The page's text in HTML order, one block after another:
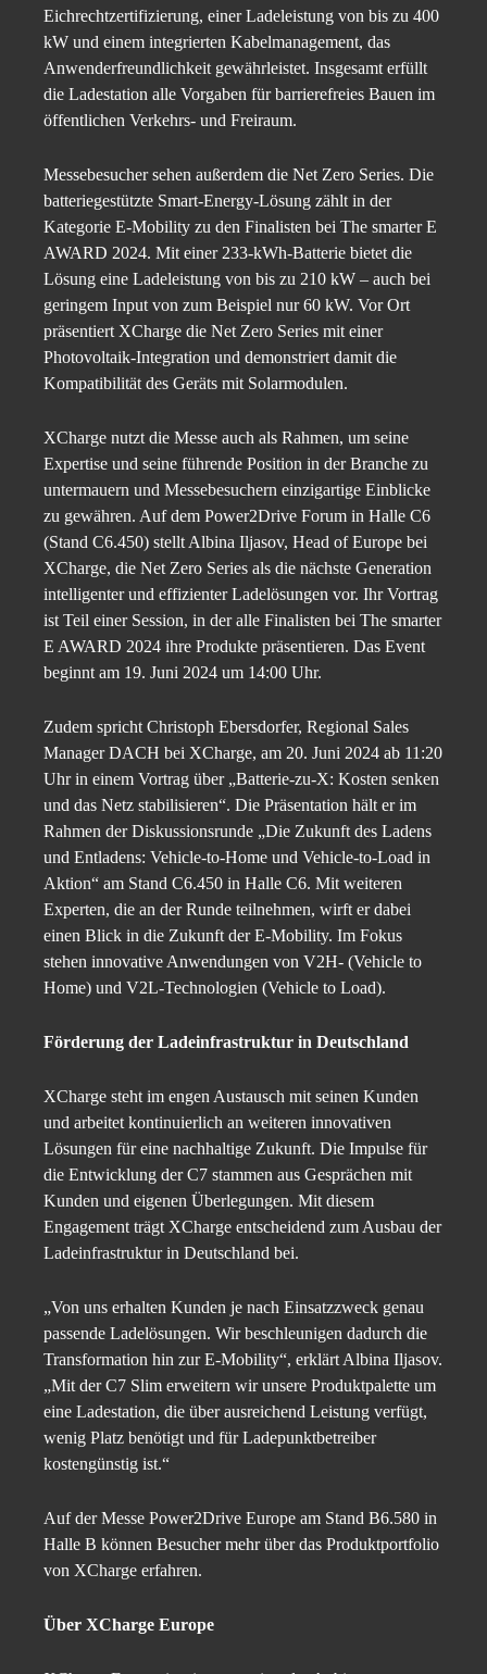
Eichrechtzertifizierung, einer Ladeleistung von bis zu 400
kW und einem integrierten Kabelmanagement, das
Anwenderfreundlichkeit gewährleistet. Insgesamt erfüllt
die Ladestation alle Vorgaben für barrierefreies Bauen im
öffentlichen Verkehrs- und Freiraum.
Messebesucher sehen außerdem die Net Zero Series. Die
batteriegestützte Smart-Energy-Lösung zählt in der
Kategorie E-Mobility zu den Finalisten bei The smarter E
AWARD 2024. Mit einer 233-kWh-Batterie bietet die
Lösung eine Ladeleistung von bis zu 210 kW – auch bei
geringem Input von zum Beispiel nur 60 kW. Vor Ort
präsentiert XCharge die Net Zero Series mit einer
Photovoltaik-Integration und demonstriert damit die
Kompatibilität des Geräts mit Solarmodulen.
XCharge nutzt die Messe auch als Rahmen, um seine
Expertise und seine führende Position in der Branche zu
untermauern und Messebesuchern einzigartige Einblicke
zu gewähren. Auf dem Power2Drive Forum in Halle C6
(Stand C6.450) stellt Albina Iljasov, Head of Europe bei
XCharge, die Net Zero Series als die nächste Generation
intelligenter und effizienter Ladelösungen vor. Ihr Vortrag
ist Teil einer Session, in der alle Finalisten bei The smarter
E AWARD 2024 ihre Produkte präsentieren. Das Event
beginnt am 19. Juni 2024 um 14:00 Uhr.
Zudem spricht Christoph Ebersdorfer, Regional Sales
Manager DACH bei XCharge, am 20. Juni 2024 ab 11:20
Uhr in einem Vortrag über „Batterie-zu-X: Kosten senken
und das Netz stabilisieren“. Die Präsentation hält er im
Rahmen der Diskussionsrunde „Die Zukunft des Ladens
und Entladens: Vehicle-to-Home und Vehicle-to-Load in
Aktion“ am Stand C6.450 in Halle C6. Mit weiteren
Experten, die an der Runde teilnehmen, wirft er dabei
einen Blick in die Zukunft der E-Mobility. Im Fokus
stehen innovative Anwendungen von V2H- (Vehicle to
Home) und V2L-Technologien (Vehicle to Load).
Förderung der Ladeinfrastruktur in Deutschland
XCharge steht im engen Austausch mit seinen Kunden
und arbeitet kontinuierlich an weiteren innovativen
Lösungen für eine nachhaltige Zukunft. Die Impulse für
die Entwicklung der C7 stammen aus Gesprächen mit
Kunden und eigenen Überlegungen. Mit diesem
Engagement trägt XCharge entscheidend zum Ausbau der
Ladeinfrastruktur in Deutschland bei.
„Von uns erhalten Kunden je nach Einsatzzweck genau
passende Ladelösungen. Wir beschleunigen dadurch die
Transformation hin zur E-Mobility“, erklärt Albina Iljasov.
„Mit der C7 Slim erweitern wir unsere Produktpalette um
eine Ladestation, die über ausreichend Leistung verfügt,
wenig Platz benötigt und für Ladepunktbetreiber
kostengünstig ist.“
Auf der Messe Power2Drive Europe am Stand B6.580 in
Halle B können Besucher mehr über das Produktportfolio
von XCharge erfahren.
Über XCharge Europe